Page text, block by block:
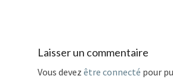
Laisser un commentaire
Vous devez être connecté pour